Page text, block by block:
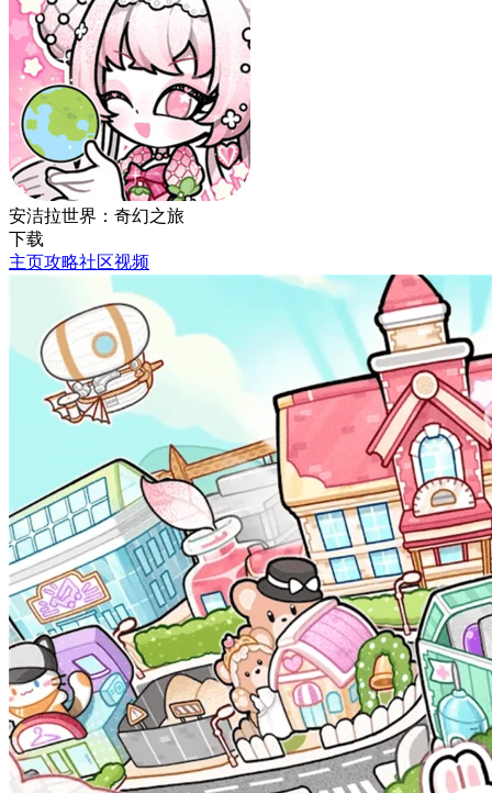
安洁拉世界：奇幻之旅
下载
主页攻略社区视频